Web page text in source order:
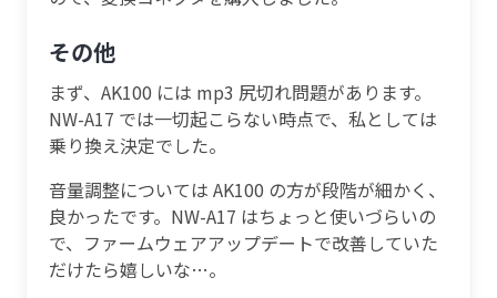
その他
まず、AK100 には mp3 尻切れ問題があります。
NW-A17 では一切起こらない時点で、私としては
乗り換え決定でした。
音量調整については AK100 の方が段階が細かく、
良かったです。NW-A17 はちょっと使いづらいの
で、ファームウェアアップデートで改善していた
だけたら嬉しいな…。